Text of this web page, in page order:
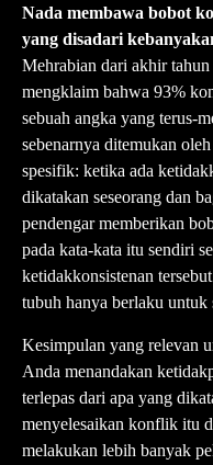
Nada membawa bobot
yang disadari
Mehrabian dari akhir
mengklaim bahwa 93%
sebuah angka yang terus-
sebenarnya ditemukan
spesifik: ketika ada
dikatakan seseorang dan
pendengar memberikan
pada kata-kata itu sendiri
ketidakkonsistenan
tubuh hanya berlaku untuk
Kesimpulan yang relevan
Anda menandakan
terlepas dari apa yang
menyelesaikan konflik itu
melakukan lebih banyak